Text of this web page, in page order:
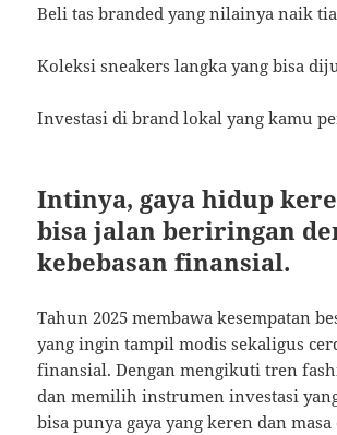
Beli tas branded yang nilainya naik
Koleksi sneakers langka yang bisa
Investasi di brand lokal yang kamu
Intinya, gaya hidup
bisa jalan beriringan
kebebasan finansial.
Tahun 2025 membawa kesempatan
yang ingin tampil modis sekaligus
finansial. Dengan mengikuti tren
dan memilih instrumen investasi
bisa punya gaya yang keren dan masa